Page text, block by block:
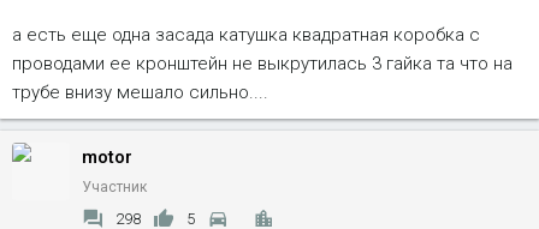
а есть еще одна засада катушка квадратная коробка с
проводами ее кронштейн не выкрутилась 3 гайка та что на
трубе внизу мешало сильно....
motor
Участник
298 5